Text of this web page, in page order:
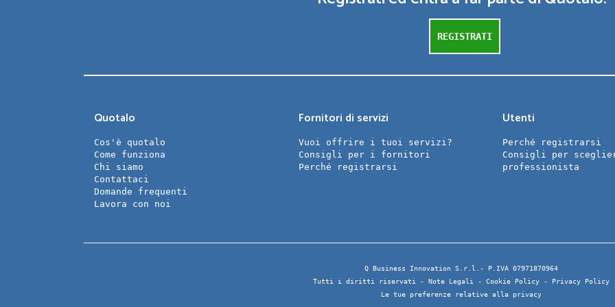
REGISTRATI
Quotalo
Cos'è quotalo
Come funziona
Chi siamo
Contattaci
Domande frequenti
Lavora con noi
Fornitori di servizi
Vuoi offrire i tuoi servizi?
Consigli per i fornitori
Perché registrarsi
Utenti
Perché registrarsi
Consigli per
professionista
Q Business Innovation S.r.l.- P.IVA 07971870964
Tutti i diritti riservati - Note Legali - Cookie Policy - Privacy Policy
Le tue preferenze relative alla privacy